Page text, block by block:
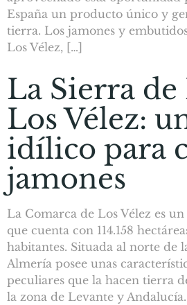
España un producto único y
tierra. Los jamones y
Los Vélez, […]
La Sierra
Los Vélez:
idílico para
jamones
La Comarca de Los Vélez es
que cuenta con 114.158
habitantes. Situada al norte de
Almería posee unas
peculiares que la hacen tierra
la zona de Levante y